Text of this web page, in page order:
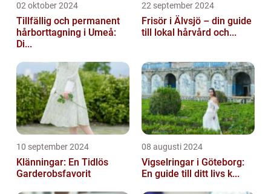
02 oktober 2024
Tillfällig och permanent
hårborttagning i Umeå:
Di...
22 september 2024
Frisör i Älvsjö – din guide
till lokal hårvård och...
10 september 2024
Klänningar: En Tidlös
Garderobsfavorit
08 augusti 2024
Vigselringar i Göteborg:
En guide till ditt livs k...